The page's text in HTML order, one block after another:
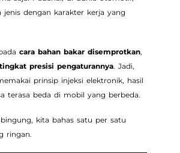
jenis dengan karakter kerja yang
cara bahan bakar disemprotkan,
tingkat presisi pengaturannya. Jadi,
prinsip injeksi elektronik, hasil
terasa beda di mobil yang berbeda.
kita bahas satu per satu
ringan.